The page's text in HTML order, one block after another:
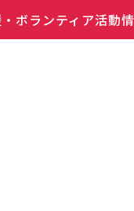
・ボランティア活動